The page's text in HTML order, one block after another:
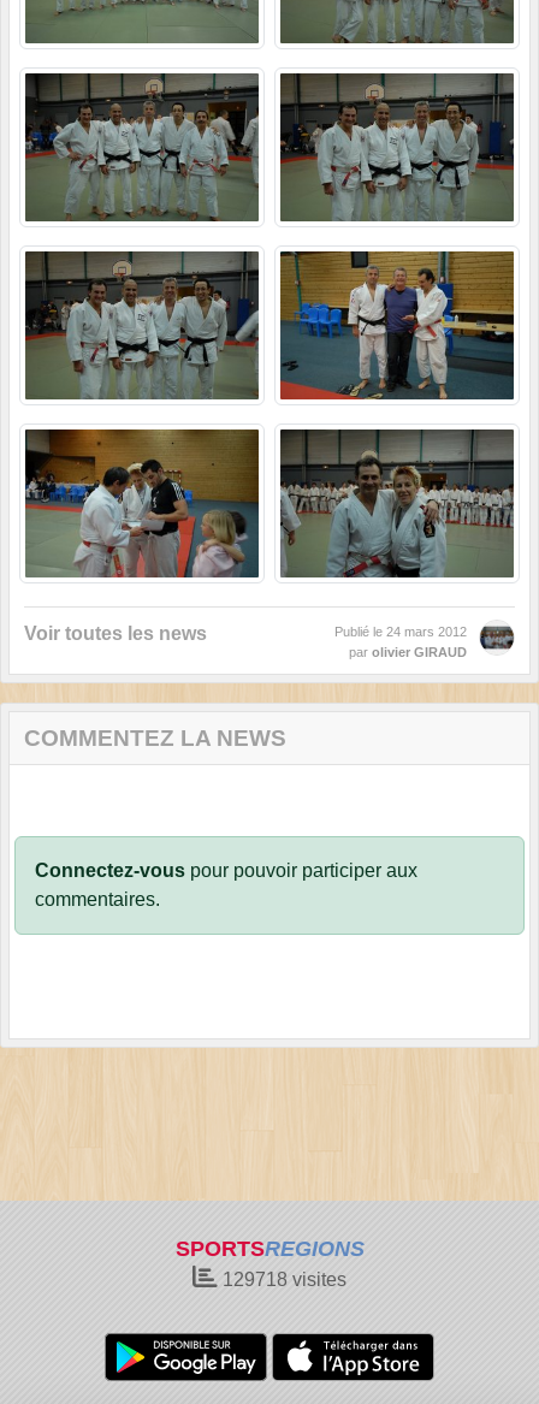
Voir toutes les news Publié le 24 mars 2012
par olivier GIRAUD
COMMENTEZ LA NEWS
Connectez-vous pour pouvoir participer aux
commentaires.
SPORTSREGIONS
129718 visites